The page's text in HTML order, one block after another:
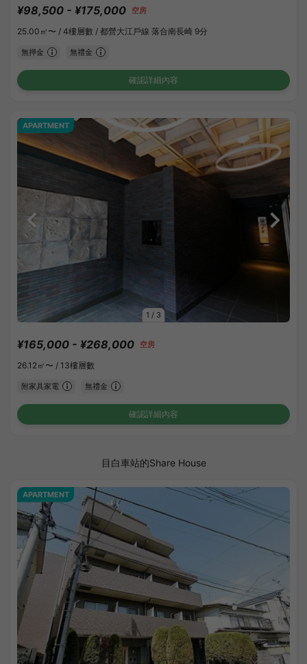
¥98,500 - ¥175,000 空房
25.00㎡〜 / 4樓層數 / 都營大江戶線 落合南長崎 9分
無押金 無禮金
確認詳細內容
1 / 3
APARTMENT
¥165,000 - ¥268,000 空房
26.12㎡〜 / 13樓層數
附家具家電 無禮金
確認詳細內容
目白車站的Share House
APARTMENT